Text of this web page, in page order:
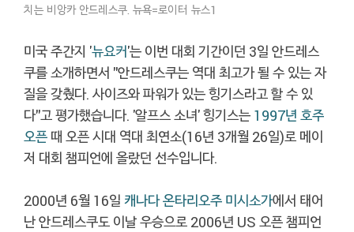
치는 비앙카 안드레스쿠. 뉴욕=로이터 뉴스1
미국 주간지 '뉴요커'는 이번 대회 기간이던 3일 안드레스
쿠를 소개하면서 "안드레스쿠는 역대 최고가 될 수 있는 자
질을 갖췄다. 사이즈와 파워가 있는 힝기스라고 할 수 있
다"고 평가했습니다. '알프스 소녀' 힝기스는 1997년 호주
오픈 때 오픈 시대 역대 최연소(16년 3개월 26일)로 메이
저 대회 챔피언에 올랐던 선수입니다.
2000년 6월 16일 캐나다 온타리오주 미시소가에서 태어
난 안드레스쿠도 이날 우승으로 2006년 US 오픈 챔피언